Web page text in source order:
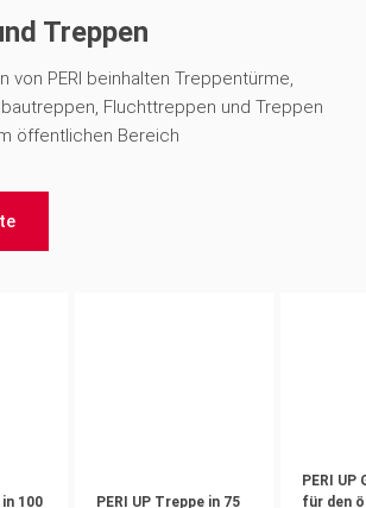
Treppen
von PERI beinhalten Treppentürme,
Fluchttreppen und Treppen
öffentlichen Bereich
in 100 PERI UP Treppe in 75
PERI
für den